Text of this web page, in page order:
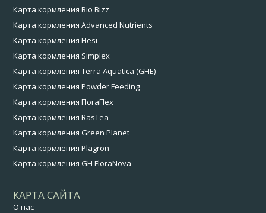
Карта кормления Bio Bizz
Карта кормления Advanced Nutrients
Карта кормления Hesi
Карта кормления Simplex
Карта кормления Terra Aquatica (GHE)
Карта кормления Powder Feeding
Карта кормления FloraFlex
Карта кормления RasTea
Карта кормления Green Planet
Карта кормления Plagron
Карта кормления GH FloraNova
КАРТА САЙТА
О нас